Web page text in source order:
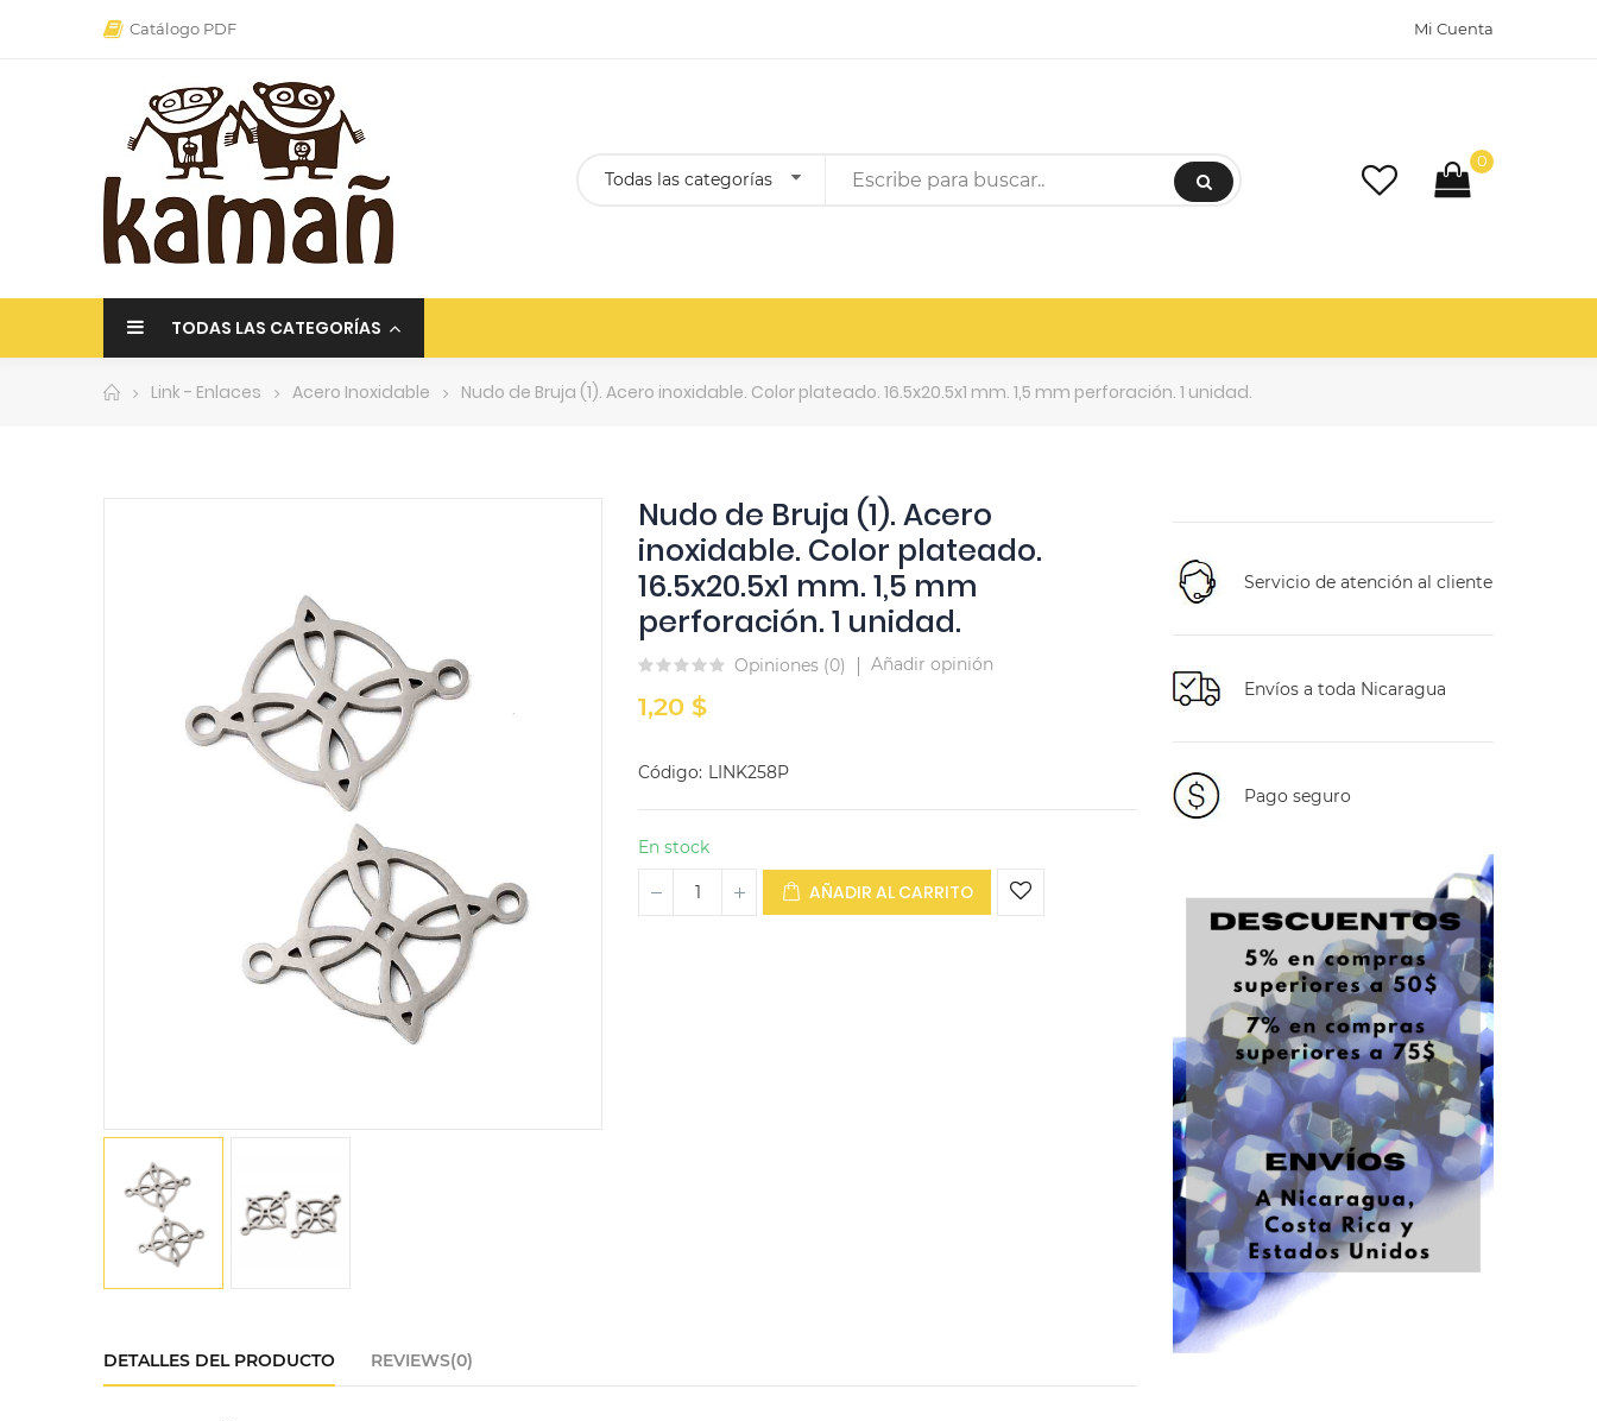
Catálogo PDF Mi Cuenta
Todas las categorías
0
TODAS LAS CATEGORÍAS
Link - Enlaces Acero Inoxidable Nudo de Bruja (1). Acero inoxidable. Color plateado. 16.5x20.5x1 mm. 1,5 mm perforación. 1 unidad.
Nudo de Bruja (1). Acero
inoxidable. Color plateado.
16.5x20.5x1 mm. 1,5 mm
perforación. 1 unidad.
Opiniones (0) Añadir opinión
1,20 $
Código LINK258P
En stock
AÑADIR AL CARRITO
DETALLES DEL PRODUCTO REVIEWS(0)
Servicio de atención al cliente
Envíos a toda Nicaragua
Pago seguro